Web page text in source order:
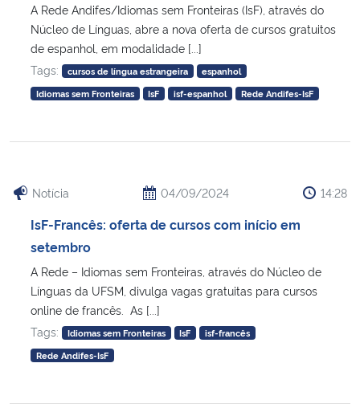
A Rede Andifes/Idiomas sem Fronteiras (IsF), através do
Núcleo de Línguas, abre a nova oferta de cursos gratuitos
de espanhol, em modalidade [...]
Tags:
cursos de língua estrangeira
espanhol
Idiomas sem Fronteiras
IsF isf-espanhol Rede Andifes-IsF
Notícia 04/09/2024 14:28
IsF-Francês: oferta de cursos com início em
setembro
A Rede – Idiomas sem Fronteiras, através do Núcleo de
Línguas da UFSM, divulga vagas gratuitas para cursos
online de francês. As [...]
Tags:
Idiomas sem Fronteiras IsF
isf-francês
Rede Andifes-IsF